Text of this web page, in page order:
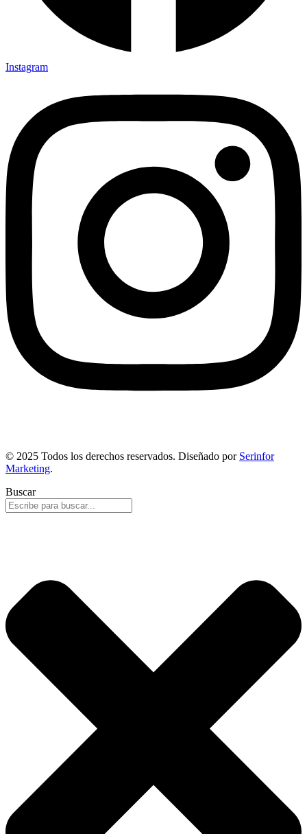
Instagram
© 2025 Todos los derechos reservados. Diseñado por Serinfor
Marketing.
Buscar